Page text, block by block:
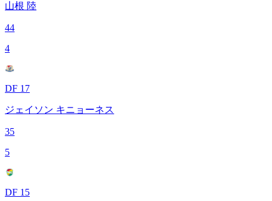
山根 陸
44
4
DF 17
ジェイソン キニョーネス
35
5
DF 15